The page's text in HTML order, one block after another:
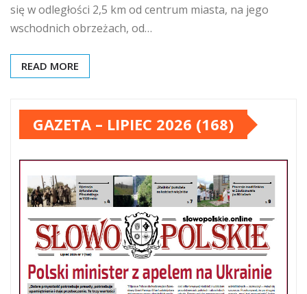
się w odległości 2,5 km od centrum miasta, na jego
wschodnich obrzeżach, od…
READ MORE
GAZETA – LIPIEC 2026 (168)